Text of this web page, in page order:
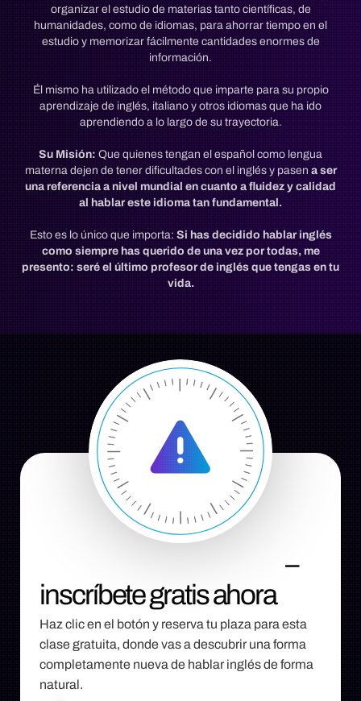
organizar el estudio de materias tanto científicas, de
humanidades, como de idiomas, para ahorrar tiempo en el
estudio y memorizar fácilmente cantidades enormes de
información.
Él mismo ha utilizado el método que imparte para su propio
aprendizaje de inglés, italiano y otros idiomas que ha ido
aprendiendo a lo largo de su trayectoria.
Su Misión: Que quienes tengan el español como lengua
materna dejen de tener dificultades con el inglés y pasen a ser
una referencia a nivel mundial en cuanto a fluidez y calidad
al hablar este idioma tan fundamental.
Esto es lo único que importa: Si has decidido hablar inglés
como siempre has querido de una vez por todas, me
presento: seré el último profesor de inglés que tengas en tu
vida.
–
inscríbete gratis ahora
Haz clic en el botón y reserva tu plaza para esta
clase gratuita, donde vas a descubrir una forma
completamente nueva de hablar inglés de forma
natural.